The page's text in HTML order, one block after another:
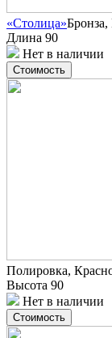
«Столица»Бронза,
Длина 90
Нет в наличии
Стоимость
Полировка,
Высота 90
Нет в наличии
Стоимость